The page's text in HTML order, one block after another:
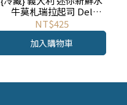
牛莫札瑞拉起司 Del
Gaudio Mini Bufula
20gx10顆 / 沙
拉和開胃菜必備
NT$425
加入購物車